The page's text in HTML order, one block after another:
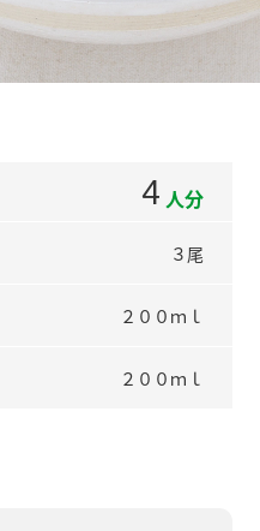
4 人分
３尾
２００ｍｌ
２００ｍｌ